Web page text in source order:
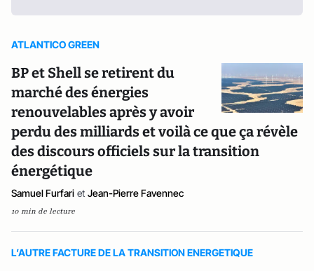
ATLANTICO GREEN
BP et Shell se retirent du
marché des énergies
renouvelables après y avoir
perdu des milliards et voilà ce que ça révèle
des discours officiels sur la transition
énergétique
Samuel Furfari et Jean-Pierre Favennec
10 min de lecture
L’AUTRE FACTURE DE LA TRANSITION ENERGETIQUE